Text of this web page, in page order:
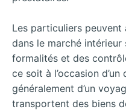
Les particuliers peuvent
dans le marché intérieur
formalités et des
ce soit à l’occasion d’un
généralement d’un
transportent des biens